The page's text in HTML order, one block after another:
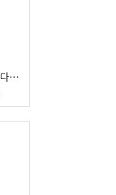
붉은 빛 조명, 배우·합창단의 호연…눈앞에 다가온 부산오페라하우스